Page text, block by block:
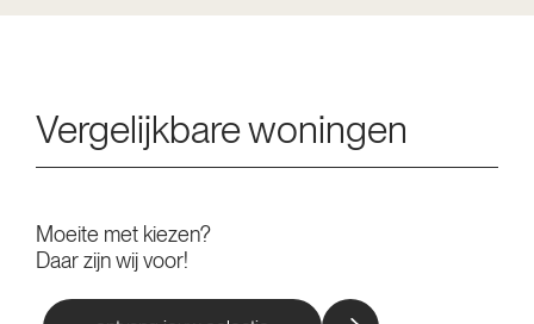
Vergelijkbare woningen
Moeite met kiezen?
Daar zijn wij voor!